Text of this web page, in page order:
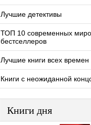
Лучшие детективы
ТОП 10 современных
бестселлеров
Лучшие книги всех
Книги с неожиданной
Книги дня